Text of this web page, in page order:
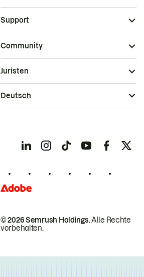
Support
Community
© 2026 Semrush Holdings.Alle Rechte
vorbehalten.
Juristen
Deutsch